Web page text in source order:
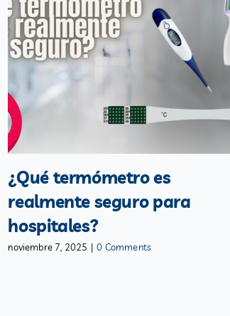
¿Qué termómetro es
realmente seguro para
hospitales?
noviembre 7, 2025 | 0 Comments